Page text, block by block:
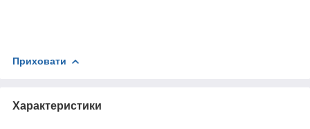
Приховати
Характеристики